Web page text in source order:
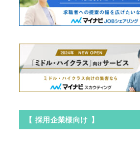
【 採用企業様向け 】